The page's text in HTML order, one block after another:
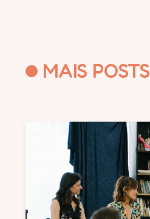
MAIS POSTS